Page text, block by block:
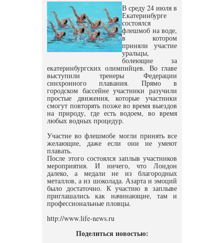
В среду 24 июля в
Екатеринбурге
состоялся
флешмоб на воде,
в котором
приняли участие
уральцы,
болеющие за
екатеринбургских олимпийцев. Во главе
выступили тренеры Федерации
синхронного плавания. Прямо в
городском бассейне участники разучили
простые движения, которые участники
смогут повторять позже во время выездов
на природу, где есть водоем, во время
любых водных процедур.
Участие во флешмобе могли принять все
желающие, даже если они не умеют
плавать.
После этого состоялся заплыв участников
мероприятия. И ничего, что Лондон
далеко, а медали не из благородных
металлов, а из шоколада. Азарта и эмоций
было достаточно. К участию в заплыве
приглашались как начинающие, там и
профессиональные пловцы.
http://www.life-news.ru
Поделиться новостью: